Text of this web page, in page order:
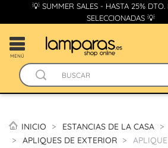
💡 SUMMER SALES - HASTA 25% DTO.
SELECCIONADAS 💡
MENÚ
INICIO ESTANCIAS DE LA CASA
APLIQUES DE EXTERIOR